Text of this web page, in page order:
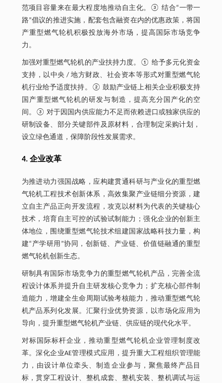
范项目容量来在最大程度地推动自主化。③ 结合“一带一
路”倡议的推进实施，配套包含融资在内的优惠政策，将国
产重型燃气轮机积极投放海外市场，提高国际市场竞争
力。
加强对重型燃气轮机的产业扶持力度。① 给予多元化资金
支持，以中央 / 地方财政、社会资本等形式对重型燃气轮
机行业给予适度扶持。② 鼓励产业链上相关企业积极支持
国产重型燃气轮机的研发与制造，提高充分国产化的空
间。③ 对于因国内供应能力不足而依赖进口或独家供应的
研制设备、部分关键部件及原材料，合理制定采购计划，
设立绿色通道，保障阶段性发展需求。
4. 企业改革
为推进动力强国战略，应构建贯通科研与产业化的重型燃
气轮机工程技术创新体系，高效集聚产业链细分资源，建
立自主产品正向开发流程，攻克以材料为代表的关键核心
技术，培育自主可控的试验试制能力；强化企业的创新主
体地位，围绕重型燃气轮技术组建国家战略科技力量，构
建“产学研用”协同，创新链、产业链、价值链融通的重型
燃气轮机创新生态。
研制具有国际市场竞争力的重型燃气轮机产品，完善全流
程设计体系并提升自主研发核心竞争力；扩充核心部件制
造能力，增建全生命周期试验考核能力，推动重型燃气轮
机产品系列化发展。汇聚行业优势资源，以市场化应用为
导向，提升重型燃气轮机产业链、供应链的现代化水平。
对标国际标杆企业，推动重型燃气轮机企业管理制度改
革。深化企业AE管理模式应用，提升重大工程组织管理能
力，由设计单位牵头、制造企业参与，聚焦最终产品目
标，贯穿工程设计、整机成套、整机安装、整机调试与运